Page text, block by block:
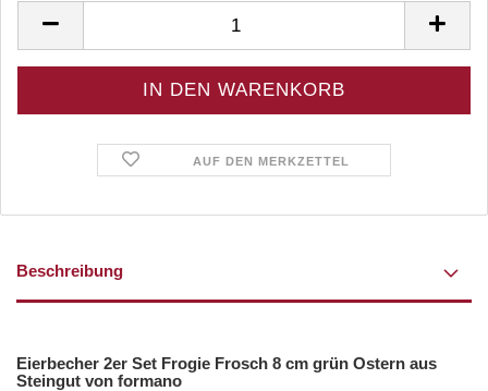
AUF DEN MERKZETTEL
Beschreibung
Eierbecher 2er Set Frogie Frosch 8 cm grün Ostern aus
Steingut von formano